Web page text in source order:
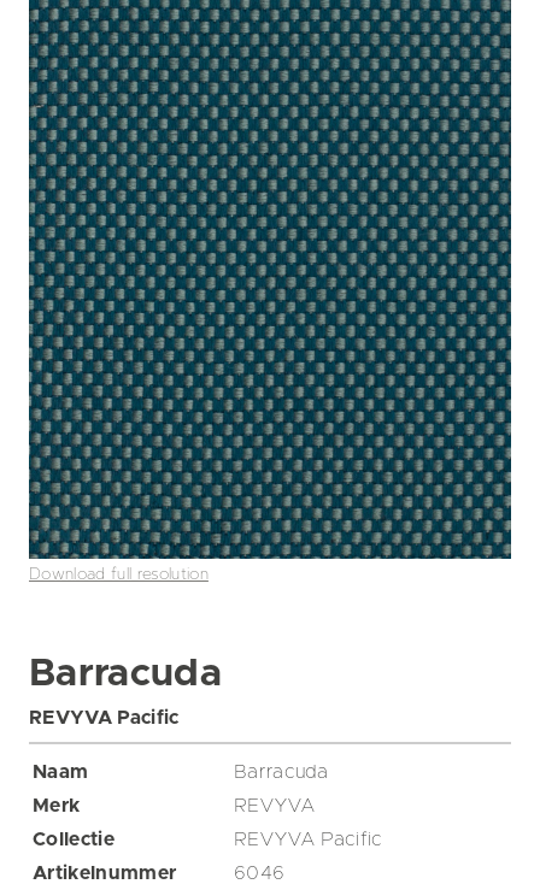
Download full resolution
Barracuda
REVYVA Pacific
Naam
Barracuda
Merk
REVYVA
Collectie
REVYVA Pacific
Artikelnummer
6046